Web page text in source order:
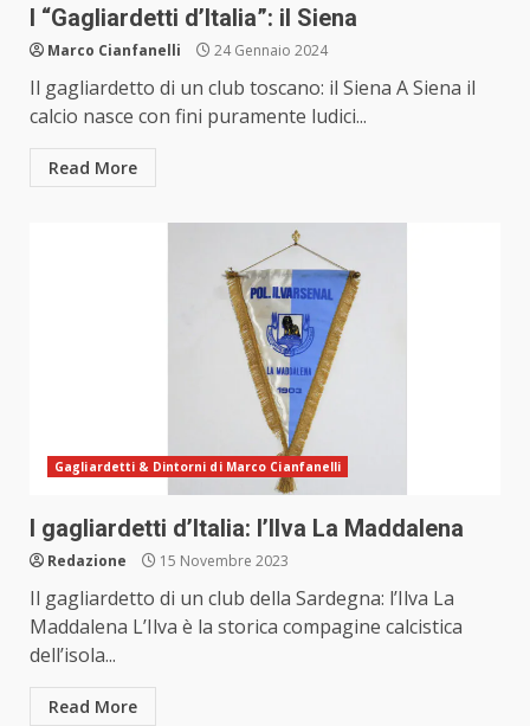
I “Gagliardetti d’Italia”: il Siena
Marco Cianfanelli 24 Gennaio 2024
Il gagliardetto di un club toscano: il Siena A Siena il
calcio nasce con fini puramente ludici...
Read More
Gagliardetti & Dintorni di Marco Cianfanelli
I gagliardetti d’Italia: l’Ilva La Maddalena
Redazione 15 Novembre 2023
Il gagliardetto di un club della Sardegna: l’Ilva La
Maddalena L’Ilva è la storica compagine calcistica
dell’isola...
Read More